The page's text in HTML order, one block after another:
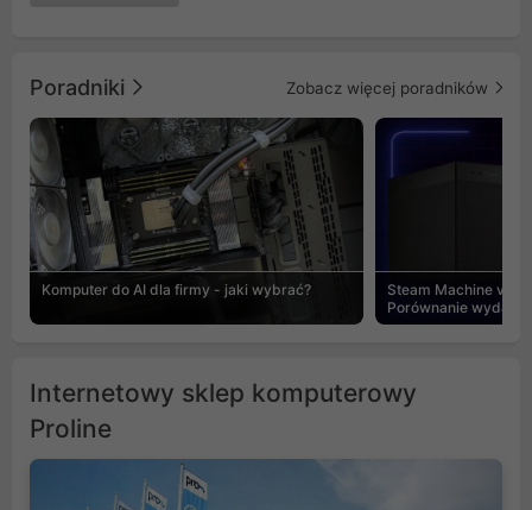
Poradniki Zobacz więcej poradników
Komputer do AI dla firmy - jaki wybrać?
Steam Machine vs
Porównanie
Internetowy sklep komputerowy
Proline